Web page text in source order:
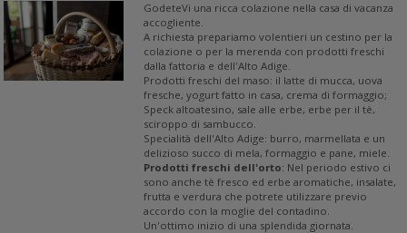
GodeteVi una ricca colazione nella casa di vacanza
accogliente.
A richiesta prepariamo volentieri un cestino per la
colazione o per la merenda con prodotti freschi
dalla fattoria e dell'Alto Adige.
Prodotti freschi del maso: il latte di mucca, uova
fresche, yogurt fatto in casa, crema di formaggio;
Speck altoatesino, sale alle erbe, erbe per il tè,
sciroppo di sambucco.
Specialità dell'Alto Adige: burro, marmellata e un
delizioso succo di mela, formaggio e pane, miele.
Prodotti freschi dell'orto: Nel periodo estivo ci
sono anche tè fresco ed erbe aromatiche, insalate,
frutta e verdura che potrete utilizzare previo
accordo con la moglie del contadino.
Un'ottimo inizio di una splendida giornata.